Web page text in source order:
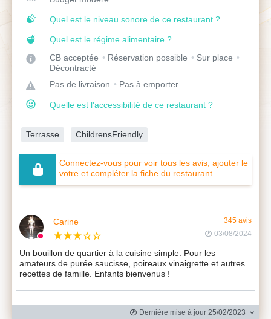
Quel est le niveau sonore de ce restaurant ?
Quel est le régime alimentaire ?
CB acceptée
Réservation possible
Sur place
Décontracté
Pas de livraison
Pas à emporter
Quelle est l'accessibilité de ce restaurant ?
Terrasse ChildrensFriendly
Connectez-vous pour voir tous les avis, ajouter le
votre et compléter la fiche du restaurant
Carine
345 avis
03/08/2024
Un bouillon de quartier à la cuisine simple. Pour les
amateurs de purée saucisse, poireaux vinaigrette et autres
recettes de famille. Enfants bienvenus !
Dernière mise à jour 25/02/2023